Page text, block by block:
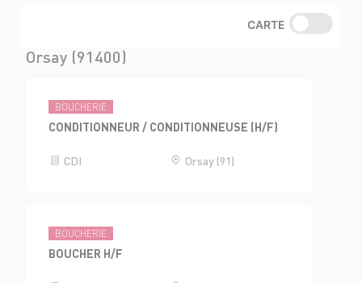
CARTE
Orsay (91400)
BOUCHERIE
CONDITIONNEUR / CONDITIONNEUSE (H/F)
CDI Orsay (91)
BOUCHERIE
BOUCHER H/F